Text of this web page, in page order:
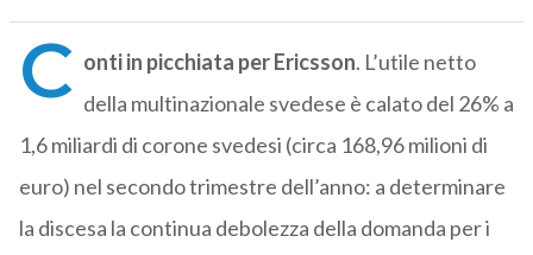
C onti in picchiata per Ericsson. L’utile netto
della multinazionale svedese è calato del 26% a
1,6 miliardi di corone svedesi (circa 168,96 milioni di
euro) nel secondo trimestre dell’anno: a determinare
la discesa la continua debolezza della domanda per i